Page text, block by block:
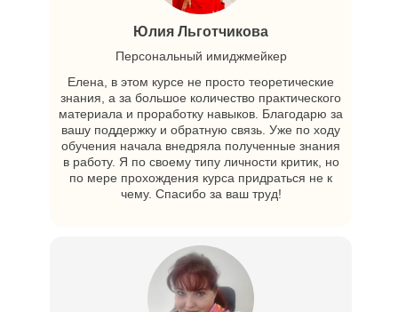
Юлия Льготчикова
Елена, в этом курсе не просто теоретические
знания, а за большое количество практического
материала и проработку навыков. Благодарю за
вашу поддержку и обратную связь. Уже по ходу
обучения начала внедряла полученные знания
в работу. Я по своему типу личности критик, но
по мере прохождения курса придраться не к
чему. Спасибо за ваш труд!
Персональный имиджмейкер
Частые вопросы (FAQ)